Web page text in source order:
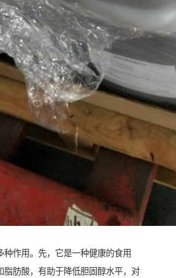
种作用。先，它是一种健康的食用
脂肪酸，有助于降低胆固醇水平，对